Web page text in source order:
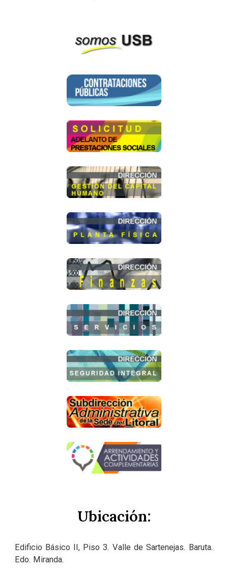
Ubicación:
Edificio Básico II, Piso 3. Valle de Sartenejas. Baruta.
Edo. Miranda.